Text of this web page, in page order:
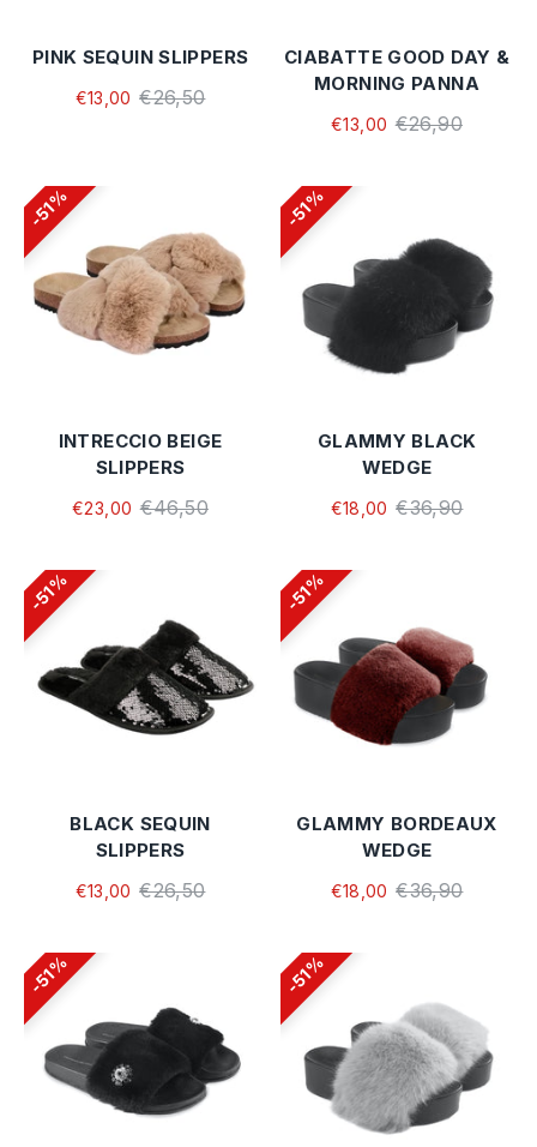
PINK SEQUIN SLIPPERS
€13,00 €26,50
CIABATTE GOOD DAY &
MORNING PANNA
€13,00 €26,90
51%
INTRECCIO BEIGE
SLIPPERS
€23,00 €46,50
51%
GLAMMY BLACK
WEDGE
€18,00 €36,90
51%
BLACK SEQUIN
SLIPPERS
€13,00 €26,50
51%
GLAMMY BORDEAUX
WEDGE
€18,00 €36,90
51% 51%